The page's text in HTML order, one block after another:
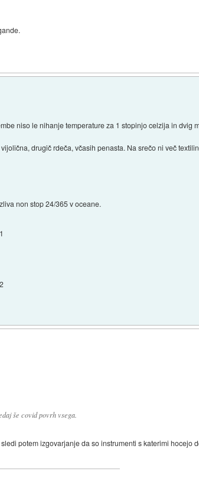
niso le nihanje temperature za 1 stopinjo celzija in dvig
drugič rdeča, včasih penasta. Na srečo ni več
non stop 24/365 v oceane.
še covid povrh vsega.
potem izgovarjanje da so instrumenti s katerimi hocejo